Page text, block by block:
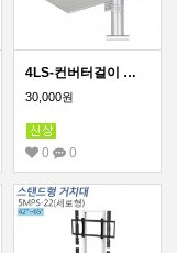
4LS-컨버터걸이 스탠드 거치대 선반
30,000원
0 0